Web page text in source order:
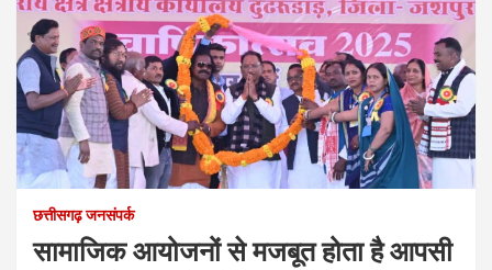
छत्तीसगढ़ जनसंपर्क
सामाजिक आयोजनों से मजबूत होता है आपसी